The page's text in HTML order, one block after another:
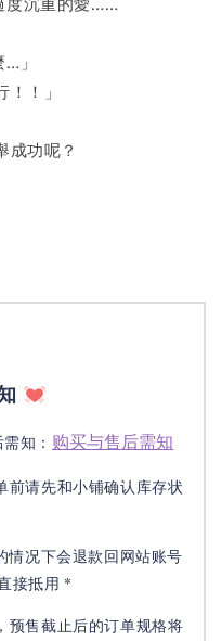
」
！」
功呢？
知： 购买与售后需知
前请先和小铺确认库存状
情况下会退款回网站账号
接抵用 *
预售截止后的订单规格将